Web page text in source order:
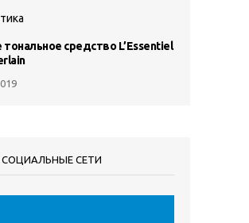
средство L’Essentiel
СЕТИ